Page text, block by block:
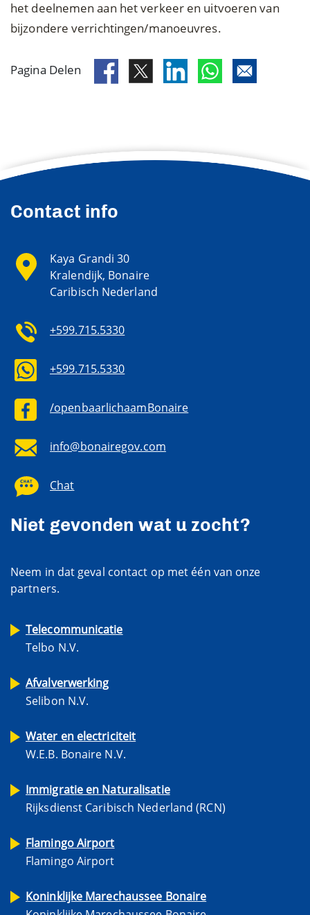
het deelnemen aan het verkeer en uitvoeren van
bijzondere verrichtingen/manoeuvres.
Pagina Delen
Contact info
Kaya Grandi 30
Kralendijk, Bonaire
Caribisch Nederland
+599.715.5330
+599.715.5330
/openbaarlichaamBonaire
info@bonairegov.com
Chat
Niet gevonden wat u zocht?
Neem in dat geval contact op met één van onze
partners.
Telecommunicatie
Telbo N.V.
Afvalverwerking
Selibon N.V.
Water en electriciteit
W.E.B. Bonaire N.V.
Immigratie en Naturalisatie
Rijksdienst Caribisch Nederland (RCN)
Flamingo Airport
Flamingo Airport
Koninklijke Marechaussee Bonaire